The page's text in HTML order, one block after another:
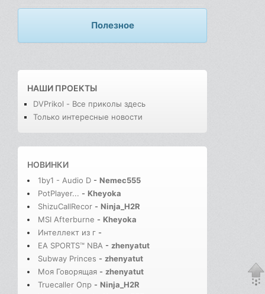
Полезное
НАШИ ПРОЕКТЫ
DVPrikol - Все приколы здесь
Только интересные новости
НОВИНКИ
1by1 - Audio D - Nemec555
PotPlayer... - Kheyoka
ShizuCallRecor - Ninja_H2R
MSI Afterburne - Kheyoka
Интеллект из г -
EA SPORTS™ NBA - zhenyatut
Subway Princes - zhenyatut
Моя Говорящая - zhenyatut
Truecaller Опр - Ninja_H2R